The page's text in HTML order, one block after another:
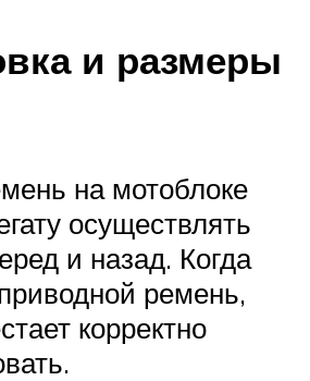
и размеры
на мотоблоке
осуществлять
и назад. Когда
ремень,
корректно